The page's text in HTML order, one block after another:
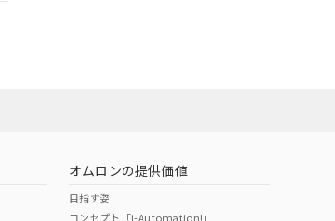
オムロンの提供価値
目指す姿
コンセプト「i-Automation!」